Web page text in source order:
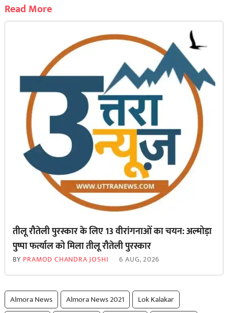
Read More
तीलू रौतेली पुरस्कार के लिए 13 वीरांगनाओं का चयन: अल्मोड़ा
पुष्पा फर्त्याल को मिला तीलू रौतेली पुरस्कार
BY PRAMOD CHANDRA JOSHI 6 AUG, 2026
Almora News Almora News 2021 Lok Kalakar